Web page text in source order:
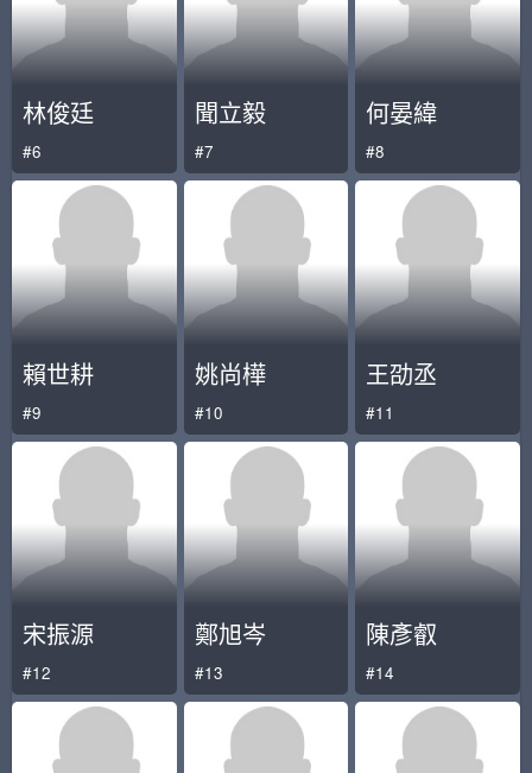
林俊廷
#6
聞立毅
#7
何晏緯
#8
賴世耕
#9
姚尚樺
#10
王劭丞
#11
宋振源
#12
鄭旭岑
#13
陳彥叡
#14